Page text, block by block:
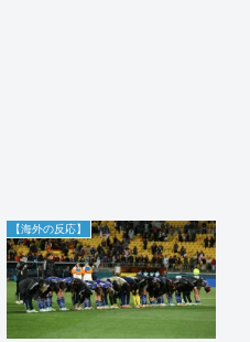
【海外の反応】